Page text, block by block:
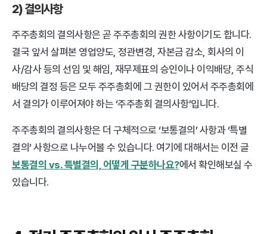
2) 결의사항
주주총회의 결의사항은 곧 주주총회의 권한 사항이기도 합니다.
결국 앞서 살펴본 영업양도, 정관변경, 자본금 감소, 회사의 이
사/감사 등의 선임 및 해임, 재무제표의 승인이나 이익배당, 주식
배당의 결정 등은 모두 주주총회에 그 권한이 있어서 주주총회에
서 결의가 이루어져야 하는 ‘주주총회 결의사항’입니다.
주주총회의 결의사항은 더 구체적으로 ‘보통결의’ 사항과 ‘특별
보통결의 vs. 특별결의, 어떻게 구분하나요?에서 확인해보실 수
있습니다.